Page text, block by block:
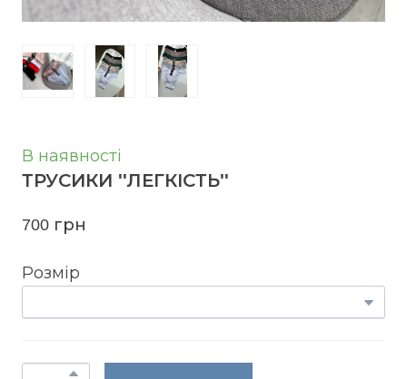
В наявності
ТРУСИКИ ''ЛЕГКІСТЬ''
700 грн
Розмір